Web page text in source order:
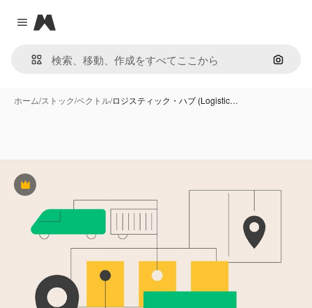
Close menu
Magnific
画像で
ホーム/ストック/ベクトル/ロジスティック・ハブ (Logistic…
Premium